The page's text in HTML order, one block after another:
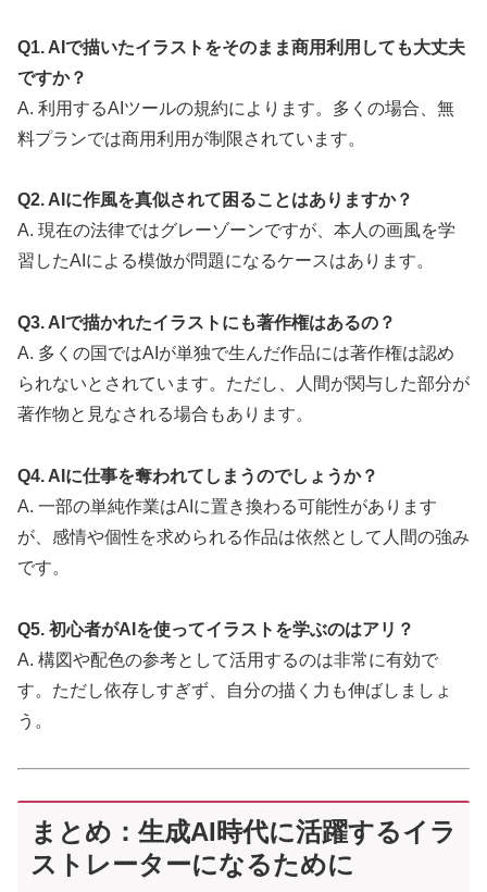
Q1. AIで描いたイラストをそのまま商用利用しても大丈夫
ですか？
A. 利用するAIツールの規約によります。多くの場合、無
料プランでは商用利用が制限されています。
Q2. AIに作風を真似されて困ることはありますか？
A. 現在の法律ではグレーゾーンですが、本人の画風を学
習したAIによる模倣が問題になるケースはあります。
Q3. AIで描かれたイラストにも著作権はあるの？
A. 多くの国ではAIが単独で生んだ作品には著作権は認め
られないとされています。ただし、人間が関与した部分が
著作物と見なされる場合もあります。
Q4. AIに仕事を奪われてしまうのでしょうか？
A. 一部の単純作業はAIに置き換わる可能性があります
が、感情や個性を求められる作品は依然として人間の強み
です。
Q5. 初心者がAIを使ってイラストを学ぶのはアリ？
A. 構図や配色の参考として活用するのは非常に有効で
す。ただし依存しすぎず、自分の描く力も伸ばしましょ
う。
まとめ：生成AI時代に活躍するイラ
ストレーターになるために